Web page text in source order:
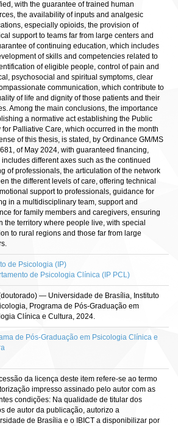
with the guarantee of trained human
the availability of inputs and analgesic
especially opioids, the provision of
support to teams far from large centers and
of continuing education, which includes
of skills and competencies related to
of eligible people, control of pain and
psychosocial and spiritual symptoms, clear
communication, which contribute to
of life and dignity of those patients and their
Among the main conclusions, the importance
a normative act establishing the Public
for Palliative Care, which occurred in the month
of this thesis, is stated, by Ordinance GM/MS
of May 2024, with guaranteed financing,
different axes such as the continued
of professionals, the articulation of the network
the different levels of care, offering technical
support to professionals, guidance for
in a multidisciplinary team, support and
for family members and caregivers, ensuring
the territory where people live, with special
to rural regions and those far from large
de Psicologia (IP)
de Psicologia Clínica (IP PCL)
— Universidade de Brasília, Instituto
Programa de Pós-Graduação em
Clínica e Cultura, 2024.
de Pós-Graduação em Psicologia Clínica e
da licença deste item refere-se ao termo
impresso assinado pelo autor com as
condições: Na qualidade de titular dos
de autor da publicação, autorizo a
de Brasília e o IBICT a disponibilizar por